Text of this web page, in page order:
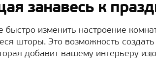
занавесь к
быстро изменить настроение
шторы. Это возможность
добавит вашему интерьеру